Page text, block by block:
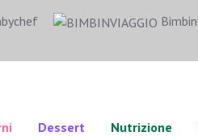
Dessert Nutrizione